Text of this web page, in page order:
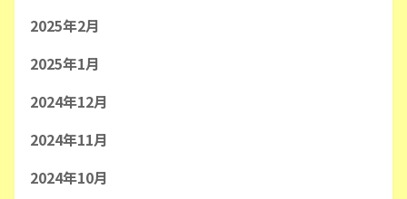
2025年2月
2025年1月
2024年12月
2024年11月
2024年10月